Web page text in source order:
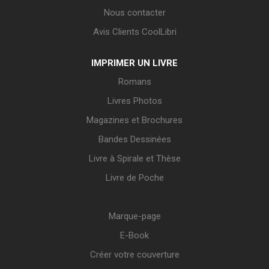
Nous contacter
Avis Clients CoolLibri
IMPRIMER UN LIVRE
Romans
Livres Photos
Magazines et Brochures
Bandes Dessinées
Livre à Spirale et Thèse
Livre de Poche
Marque-page
E-Book
Créer votre couverture